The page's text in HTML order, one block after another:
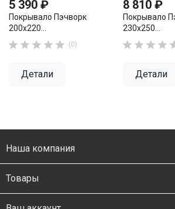
5 390 ₽
Покрывало Пэчворк
200х220...
     (0)
Детали
8 810 ₽
Покрывало
230х250...
   
Детали
Наша компания
Товары